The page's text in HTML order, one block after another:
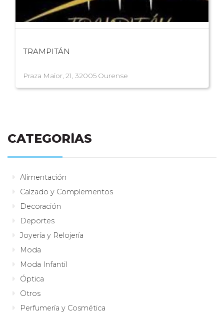
TRAMPITÁN
Praza Maior, 21, 32005 Ourense
CATEGORÍAS
Alimentación
Calzado y Complementos
Decoración
Deportes
Joyería y Relojería
Moda
Moda Infantil
Óptica
Otros
Perfumería y Cosmética